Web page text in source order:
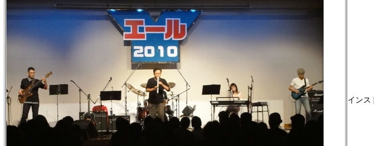
インス